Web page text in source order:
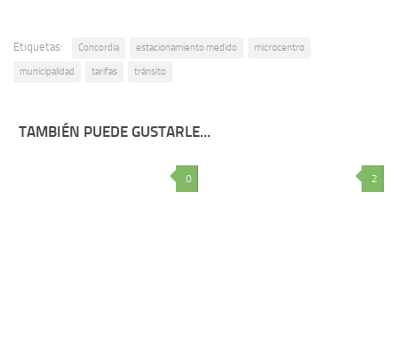
Etiquetas: Concordia estacionamiento medido microcentro
municipalidad tarifas tránsito
TAMBIÉN PUEDE GUSTARLE...
0 2